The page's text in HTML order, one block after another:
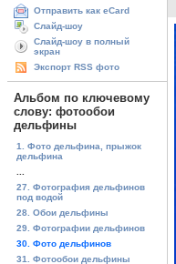
Отправить как eCard
Слайд-шоу
Слайд-шоу в полный
экран
Экспорт RSS фото
Альбом по ключевому
слову: фотообои
дельфины
1. Фото дельфина, прыжок
дельфина
27. Фотография дельфинов
под водой
28. Обои дельфины
29. Фотографии дельфинов
30. Фото дельфинов
31. Фотообои дельфины